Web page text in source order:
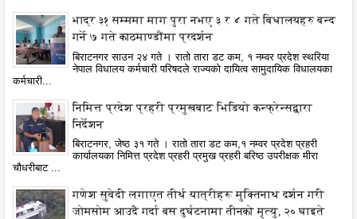
भाद्र ३१ सम्ममा माग पुरा नभए ३ र ४ गते बिधालयहरु बन्द
गर्ने ७ गते काठमाण्डौंमा प्रदर्शन
बिराटनगर साउन २४ गते । रातो तारा डट कम, १ नम्वर प्रदेश स्थरिया
नेपाल विधालय कर्मचारी परिषदले राज्यको दायित्व सामुदायिक विधालयका
कर्मचारी...
निमित्त प्रदेश प्रहरी प्रमुखबाट भिडियो कन्फ्रेन्सद्वारा
निर्देशन
बिराटनगर, जेष्ठ ३१ गते । रातो तारा डट कम,१ नम्वर प्रदेश प्रहरी
कार्यालयका निमित्त प्रदेश प्रहरी प्रमुख प्रहरी बरिष्ठ उपरीक्षक मीरा
चौधरीबाट ...
गणेश सुवेदी लगाएत तीर्थ यात्रीहरू मुक्तिनाथ दर्शन गरी
जोमसोम आउदै गर्दा बस दुर्घटनामा तीनको मृत्यु, २० घाइते